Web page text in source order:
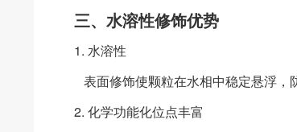
三、水溶性修饰优势
1. 水溶性
表面修饰使颗粒在水相中稳定悬浮，
2. 化学功能化位点丰富